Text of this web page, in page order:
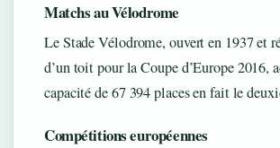
Matchs au Vélodrome
Le Stade Vélodrome, ouvert en 1937 et
d’un toit pour la Coupe d’Europe
capacité de 67 394 places en fait le
Compétitions européennes